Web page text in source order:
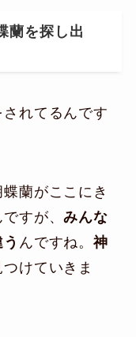
蘭を探し出
れてるんです
蘭がここにき
ですが、みんな
んですね。神
けていきま